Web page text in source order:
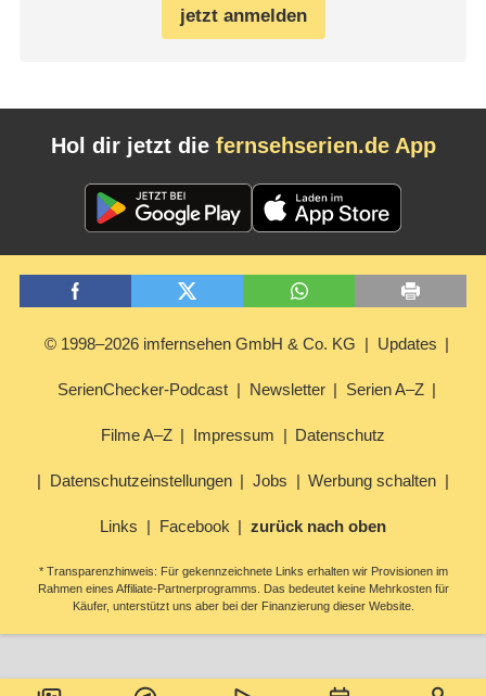
jetzt anmelden
Hol dir jetzt die fernsehserien.de App
© 1998–2026 imfernsehen GmbH & Co. KG Updates
SerienChecker-Podcast Newsletter Serien A–Z
Filme A–Z Impressum Datenschutz
Datenschutzeinstellungen Jobs Werbung schalten
Links Facebook zurück nach oben
* Transparenzhinweis: Für gekennzeichnete Links erhalten wir Provisionen im
Rahmen eines Affiliate-Partnerprogramms. Das bedeutet keine Mehrkosten für
Käufer, unterstützt uns aber bei der Finanzierung dieser Website.